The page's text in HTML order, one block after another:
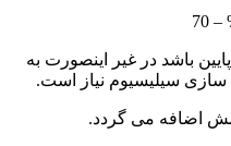
باشد در غیر اینصورت به
سازی سیلیسیوم نیاز است.
اضافه می گردد.